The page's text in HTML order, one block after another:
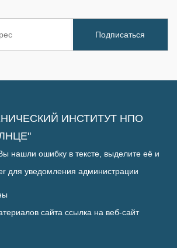
ИНСТИТУТ НПО
нашли ошибку в тексте, выделите её и
для уведомления администрации
сайта ссылка на веб-сайт